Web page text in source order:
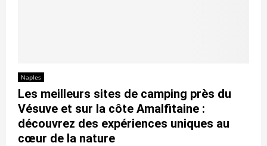
Naples
Les meilleurs sites de camping près du
Vésuve et sur la côte Amalfitaine :
découvrez des expériences uniques au
cœur de la nature